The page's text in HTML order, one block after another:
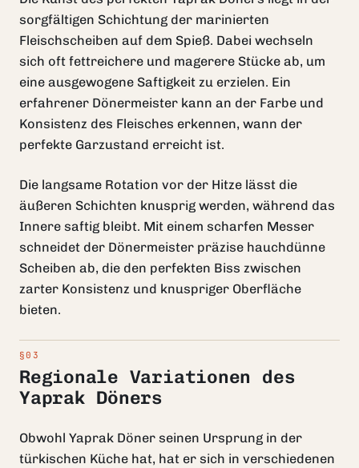
sorgfältigen Schichtung der marinierten
Fleischscheiben auf dem Spieß. Dabei wechseln
sich oft fettreichere und magerere Stücke ab, um
eine ausgewogene Saftigkeit zu erzielen. Ein
erfahrener Dönermeister kann an der Farbe und
Konsistenz des Fleisches erkennen, wann der
perfekte Garzustand erreicht ist.
Die langsame Rotation vor der Hitze lässt die
äußeren Schichten knusprig werden, während das
Innere saftig bleibt. Mit einem scharfen Messer
schneidet der Dönermeister präzise hauchdünne
Scheiben ab, die den perfekten Biss zwischen
zarter Konsistenz und knuspriger Oberfläche
bieten.
Regionale Variationen des
Yaprak Döners
Obwohl Yaprak Döner seinen Ursprung in der
türkischen Küche hat, hat er sich in verschiedenen